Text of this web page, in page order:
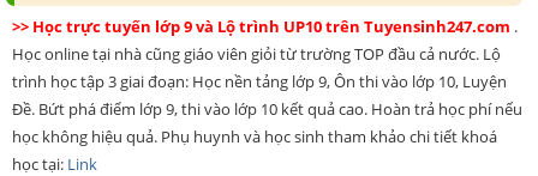
>> Học trực tuyến lớp 9 và Lộ trình UP10 trên Tuyensinh247.com .
Học online tại nhà cũng giáo viên giỏi từ trường TOP đầu cả nước. Lộ
trình học tập 3 giai đoạn: Học nền tảng lớp 9, Ôn thi vào lớp 10, Luyện
Đề. Bứt phá điểm lớp 9, thi vào lớp 10 kết quả cao. Hoàn trả học phí nếu
học không hiệu quả. Phụ huynh và học sinh tham khảo chi tiết khoá
học tại: Link